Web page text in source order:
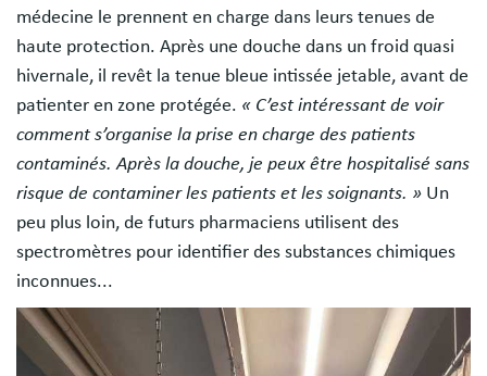
médecine le prennent en charge dans leurs tenues de
haute protection. Après une douche dans un froid quasi
hivernale, il revêt la tenue bleue intissée jetable, avant de
patienter en zone protégée. « C’est intéressant de voir
comment s’organise la prise en charge des patients
contaminés. Après la douche, je peux être hospitalisé sans
risque de contaminer les patients et les soignants. » Un
peu plus loin, de futurs pharmaciens utilisent des
spectromètres pour identifier des substances chimiques
inconnues...
Image